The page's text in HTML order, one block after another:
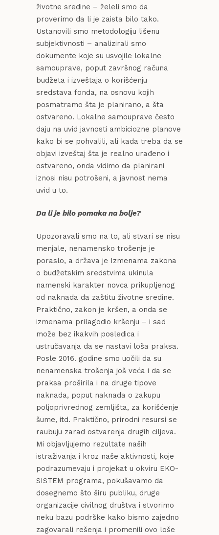
životne sredine – želeli smo da
proverimo da li je zaista bilo tako.
Ustanovili smo metodologiju lišenu
subjektivnosti – analizirali smo
dokumente koje su usvojile lokalne
samouprave, poput završnog računa
budžeta i izveštaja o korišćenju
sredstava fonda, na osnovu kojih
posmatramo šta je planirano, a šta
ostvareno. Lokalne samouprave često
daju na uvid javnosti ambiciozne planove
kako bi se pohvalili, ali kada treba da se
objavi izveštaj šta je realno urađeno i
ostvareno, onda vidimo da planirani
iznosi nisu potrošeni, a javnost nema
uvid u to.
Da li je bilo pomaka na bolje?
Upozoravali smo na to, ali stvari se nisu
menjale, nenamensko trošenje je
poraslo, a država je Izmenama zakona
o budžetskim sredstvima ukinula
namenski karakter novca prikupljenog
od naknada da zaštitu životne sredine.
Praktično, zakon je kršen, a onda se
izmenama prilagodio kršenju – i sad
može bez ikakvih posledica i
ustručavanja da se nastavi loša praksa.
Posle 2016. godine smo uočili da su
nenamenska trošenja još veća i da se
praksa proširila i na druge tipove
naknada, poput naknada o zakupu
poljoprivrednog zemljišta, za korišćenje
šume, itd. Praktično, prirodni resursi se
raubuju zarad ostvarenja drugih ciljeva.
Mi objavljujemo rezultate naših
istraživanja i kroz naše aktivnosti, koje
podrazumevaju i projekat u okviru EKO-
SISTEM programa, pokušavamo da
dosegnemo što širu publiku, druge
organizacije civilnog društva i stvorimo
neku bazu podrške kako bismo zajedno
zagovarali rešenja i promenili ovo loše